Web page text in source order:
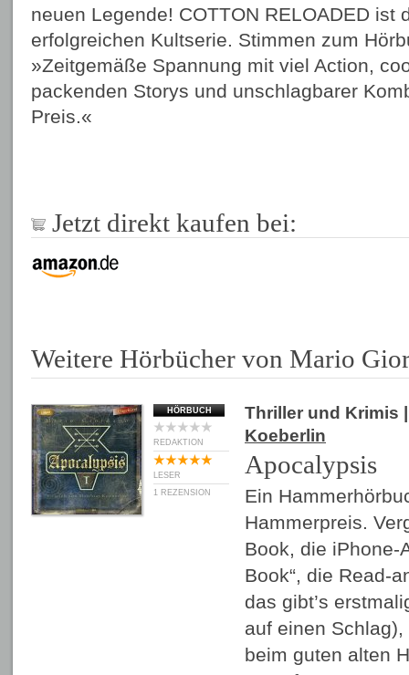
neuen Legende! COTTON RELOADED ist
erfolgreichen Kultserie. Stimmen zum
»Zeitgemäße Spannung mit viel Action,
packenden Storys und unschlagbarer
Preis.«
Jetzt direkt kaufen bei:
Weitere Hörbücher von Mario
HÖRBUCH
REDAKTION
LESER
1 REZENSION
Thriller und Krimis
Koeberlin
Apocalypsis
Ein
Hammerpreis.
Book, die iPhone-
Book“, die Read-
das gibt’s
auf einen
beim guten alten